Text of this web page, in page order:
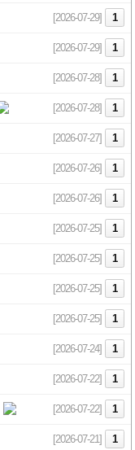
[2026-07-29] 1
[2026-07-29] 1
[2026-07-28] 1
[2026-07-28] 1
[2026-07-27] 1
[2026-07-26] 1
[2026-07-26] 1
[2026-07-25] 1
[2026-07-25] 1
[2026-07-25] 1
[2026-07-25] 1
[2026-07-24] 1
[2026-07-22] 1
[2026-07-22] 1
[2026-07-21] 1